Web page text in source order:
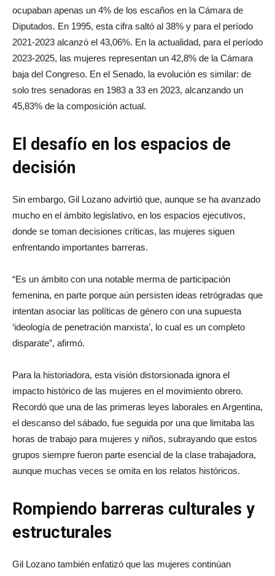
ocupaban apenas un 4% de los escaños en la Cámara de
Diputados. En 1995, esta cifra saltó al 38% y para el período
2021-2023 alcanzó el 43,06%. En la actualidad, para el período
2023-2025, las mujeres representan un 42,8% de la Cámara
baja del Congreso. En el Senado, la evolución es similar: de
solo tres senadoras en 1983 a 33 en 2023, alcanzando un
45,83% de la composición actual.
El desafío en los espacios de
decisión
Sin embargo, Gil Lozano advirtió que, aunque se ha avanzado
mucho en el ámbito legislativo, en los espacios ejecutivos,
donde se toman decisiones críticas, las mujeres siguen
enfrentando importantes barreras.
“Es un ámbito con una notable merma de participación
femenina, en parte porque aún persisten ideas retrógradas que
intentan asociar las políticas de género con una supuesta
‘ideología de penetración marxista’, lo cual es un completo
disparate”, afirmó.
Para la historiadora, esta visión distorsionada ignora el
impacto histórico de las mujeres en el movimiento obrero.
Recordó que una de las primeras leyes laborales en Argentina,
el descanso del sábado, fue seguida por una que limitaba las
horas de trabajo para mujeres y niños, subrayando que estos
grupos siempre fueron parte esencial de la clase trabajadora,
aunque muchas veces se omita en los relatos históricos.
Rompiendo barreras culturales y
estructurales
Gil Lozano también enfatizó que las mujeres continúan